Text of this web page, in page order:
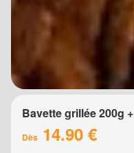
Bavette grillée 200g
Dès 14.90 €